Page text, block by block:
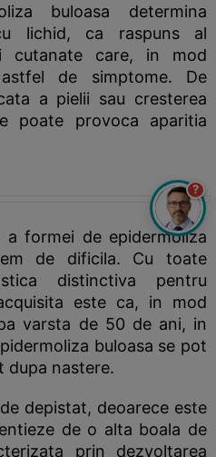
buloasa determina
lichid, ca raspuns al
cutanate care, in mod
de simptome. De
a pielii sau cresterea
poate provoca aparitia
a formei de epidermoliza
de dificila. Cu toate
distinctiva pentru
este ca, in mod
varsta de 50 de ani, in
buloasa se pot
dupa nastere.
depistat, deoarece este
de o alta boala de
prin dezvoltarea
?